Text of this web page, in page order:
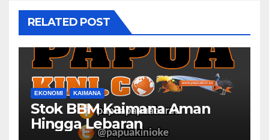
RELATED POST
EKONOMI KAIMANA
Stok BBM Kaimana Aman
Hingga Lebaran